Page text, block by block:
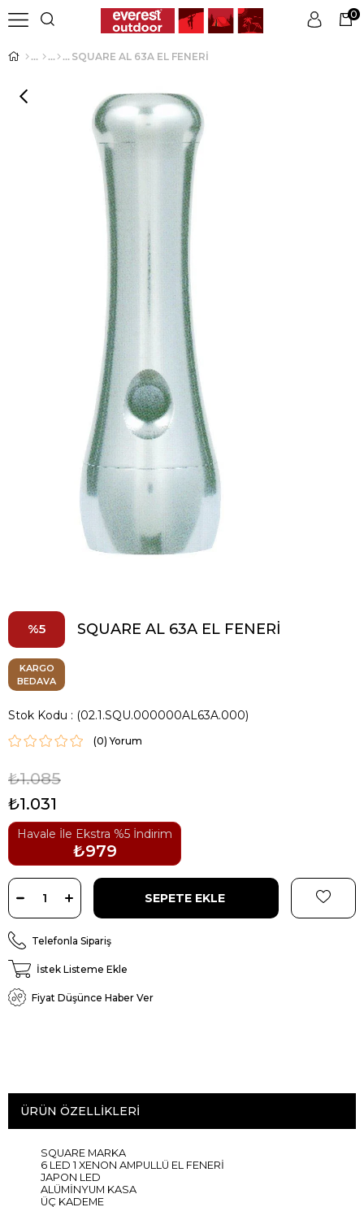
Üye Girişi Üye Ol
0
SQUARE AL 63A EL FENERİ
5 SQUARE AL 63A EL FENERİ
KARGO
BEDAVA
Stok Kodu (02.1.SQU.000000AL63A.000)
(0)
₺1.085
₺1.031
Havale İle Ekstra %5 İndirim
₺979
Telefonla Sipariş
İstek Listeme Ekle
Fiyat Düşünce Haber Ver
ÜRÜN ÖZELLIKLERI
SQUARE MARKA
6 LED 1 XENON AMPULLÜ EL FENERİ
JAPON LED
ALÜMİNYUM KASA
ÜÇ KADEME